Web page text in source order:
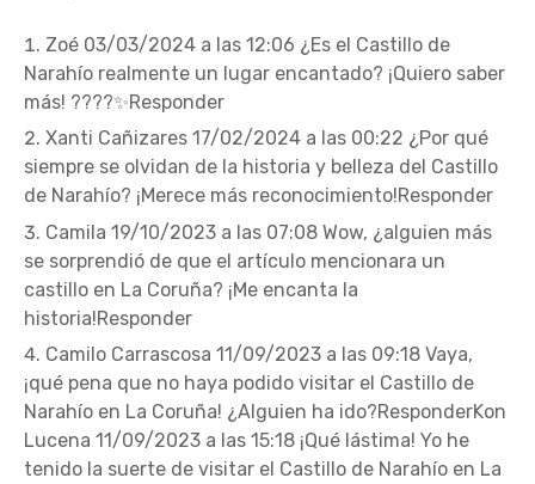
Zoé 03/03/2024 a las 12:06 ¿Es el Castillo de
Narahío realmente un lugar encantado? ¡Quiero saber
más! ????✨Responder
Xanti Cañizares 17/02/2024 a las 00:22 ¿Por qué
siempre se olvidan de la historia y belleza del Castillo
de Narahío? ¡Merece más reconocimiento!Responder
Camila 19/10/2023 a las 07:08 Wow, ¿alguien más
se sorprendió de que el artículo mencionara un
castillo en La Coruña? ¡Me encanta la
historia!Responder
Camilo Carrascosa 11/09/2023 a las 09:18 Vaya,
¡qué pena que no haya podido visitar el Castillo de
Narahío en La Coruña! ¿Alguien ha ido?ResponderKon
Lucena 11/09/2023 a las 15:18 ¡Qué lástima! Yo he
tenido la suerte de visitar el Castillo de Narahío en La